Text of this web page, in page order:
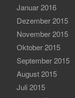
Januar 2016
Dezember 2015
November 2015
Oktober 2015
September 2015
August 2015
Juli 2015